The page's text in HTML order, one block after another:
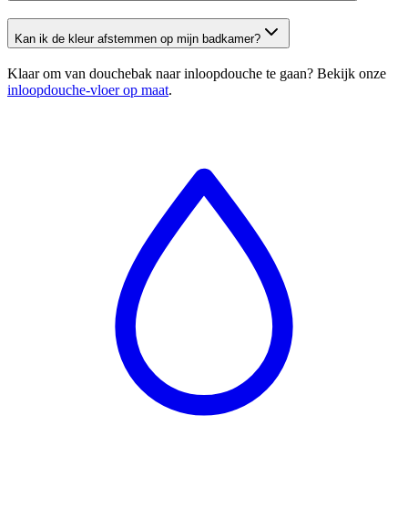
Kan ik de kleur afstemmen op mijn badkamer?
Klaar om van douchebak naar inloopdouche te gaan? Bekijk onze
inloopdouche-vloer op maat.